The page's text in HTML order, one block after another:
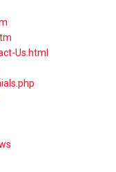
Us.html